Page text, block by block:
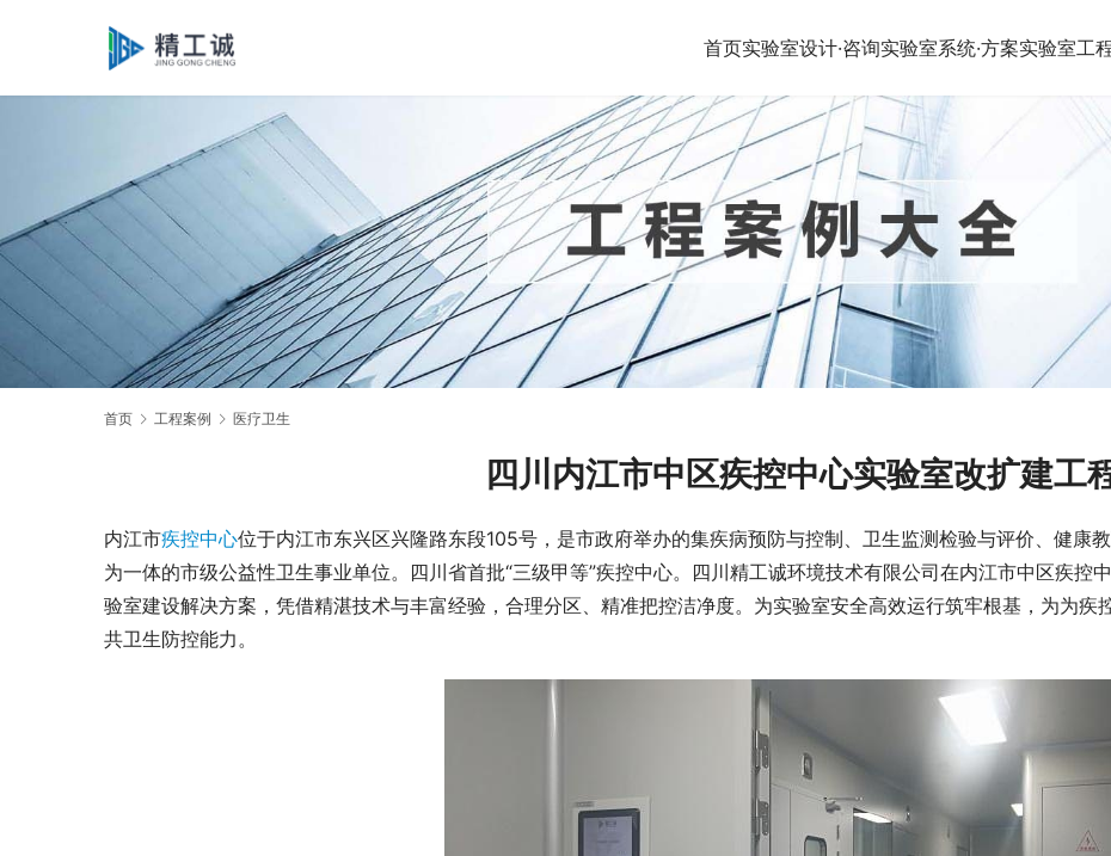
首页实验室设计·咨询实验室系统·方案实验室工
首页 工程案例 医疗卫生
四川内江市中区疾控中心实验室改扩建工
内江市疾控中心位于内江市东兴区兴隆路东段105号，是市政府举办的集疾病预防与控制、卫生监测检验与评价、健康
为一体的市级公益性卫生事业单位。四川省首批“三级甲等”疾控中心。四川精工诚环境技术有限公司在内江市中区疾控
验室建设解决方案，凭借精湛技术与丰富经验，合理分区、精准把控洁净度。为实验室安全高效运行筑牢根基，为为疾
共卫生防控能力。